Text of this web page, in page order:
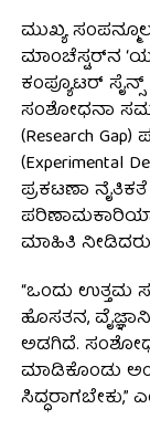
ಮುಖ್ಯ
ಮಾಂಚೆಸ್ಟರ್‌ನ
ಕಂಪ್ಯೂಟರ್
ಸಂಶೋಧನಾ
(Research
ಪ್ರಕಟಣಾ
ಮಾಹಿತಿ
“ಒಂದು ಉತ್ತಮ
ಹೊಸತನ,
ಅಡಗಿದೆ.
ಮಾಡಿಕೊಂಡು